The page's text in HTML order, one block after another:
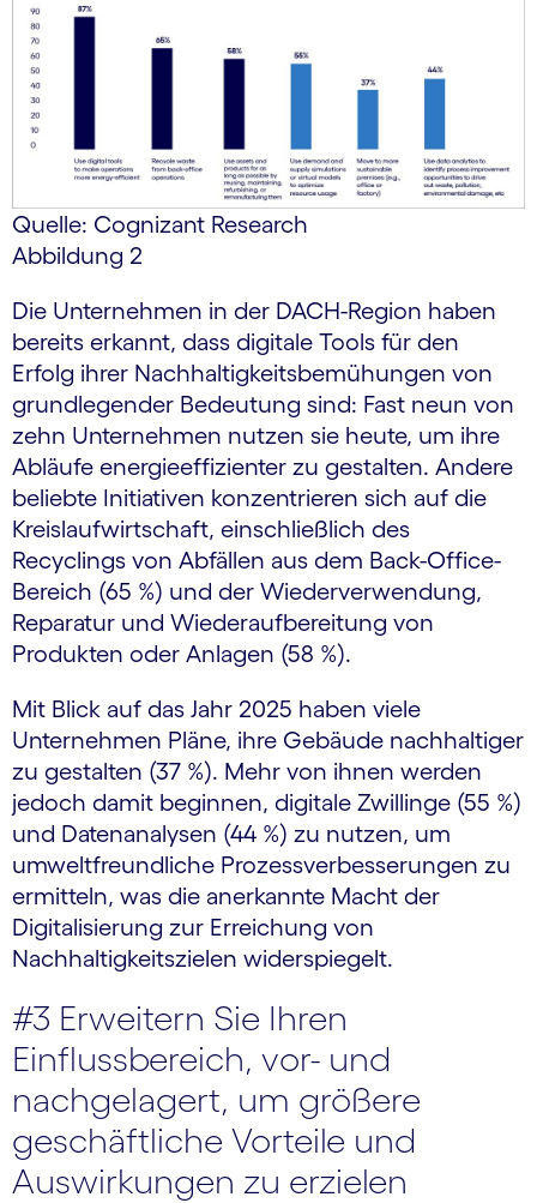
Quelle: Cognizant Research
Abbildung 2
Die Unternehmen in der DACH-Region haben
bereits erkannt, dass digitale Tools für den
Erfolg ihrer Nachhaltigkeitsbemühungen von
grundlegender Bedeutung sind: Fast neun von
zehn Unternehmen nutzen sie heute, um ihre
Abläufe energieeffizienter zu gestalten. Andere
beliebte Initiativen konzentrieren sich auf die
Kreislaufwirtschaft, einschließlich des
Recyclings von Abfällen aus dem Back-Office-
Bereich (65 %) und der Wiederverwendung,
Reparatur und Wiederaufbereitung von
Produkten oder Anlagen (58 %).
Mit Blick auf das Jahr 2025 haben viele
Unternehmen Pläne, ihre Gebäude nachhaltiger
zu gestalten (37 %). Mehr von ihnen werden
jedoch damit beginnen, digitale Zwillinge (55 %)
und Datenanalysen (44 %) zu nutzen, um
umweltfreundliche Prozessverbesserungen zu
ermitteln, was die anerkannte Macht der
Digitalisierung zur Erreichung von
Nachhaltigkeitszielen widerspiegelt.
#3 Erweitern Sie Ihren
Einflussbereich, vor- und
nachgelagert, um größere
geschäftliche Vorteile und
Auswirkungen zu erzielen